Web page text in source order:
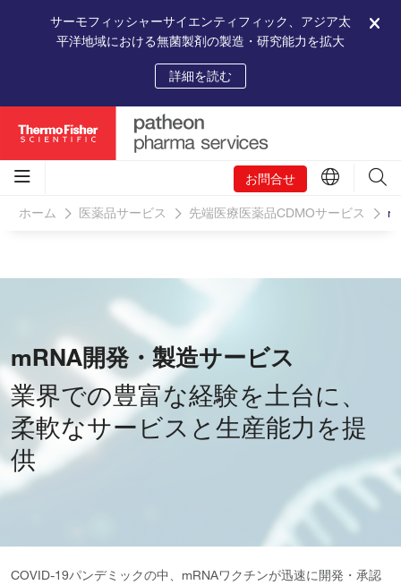
サーモフィッシャーサイエンティフィック、アジア太
平洋地域における無菌製剤の製造・研究能力を拡大
詳細を読む
お問合せ
ホーム 医薬品サービス 先端医療医薬品CDMOサービス
mRNA開発・製造サービス
業界での豊富な経験を土台に、
柔軟なサービスと生産能力を提
供
COVID-19パンデミックの中、mRNAワクチンが迅速に開発・承認